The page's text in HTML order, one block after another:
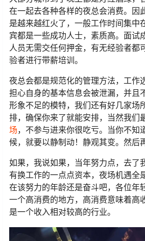
在一起去各种各样的夜总会消费。因
是越来越红火了，一般工作时间集中
宾都是一些成功人士，素质高。面试
人员无需交任何押金，有无经验者都
验者进行带薪培训。
夜总会都是规范化的管理方法，工作
担心自身的基本信息会被泄漏，并且
形象不足的模特，我们还有好几家场
排，确保你来了就能安排，当然我们
场，不参与进来你很吃亏。当你不知
候，就要以静制动！静观其变。然后
如果，我说如果，当年努力点，去了
有换工作的一点点资本，夜场机遇全
在该努力的年龄还是奋斗吧，各位年
一个高消费的地方，高消费意味着高
是一个收入相对较高的行业。